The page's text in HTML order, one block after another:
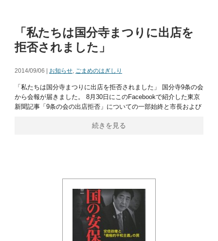
「私たちは国分寺まつりに出店を
拒否されました」
2014/09/06 | お知らせ, ごまめのはぎしり
「私たちは国分寺まつりに出店を拒否されました」 国分寺9条の会
から会報が届きました。 8月30日にこのFacebookで紹介した東京
新聞記事「9条の会の出店拒否」についての一部始終と市長および
続きを見る